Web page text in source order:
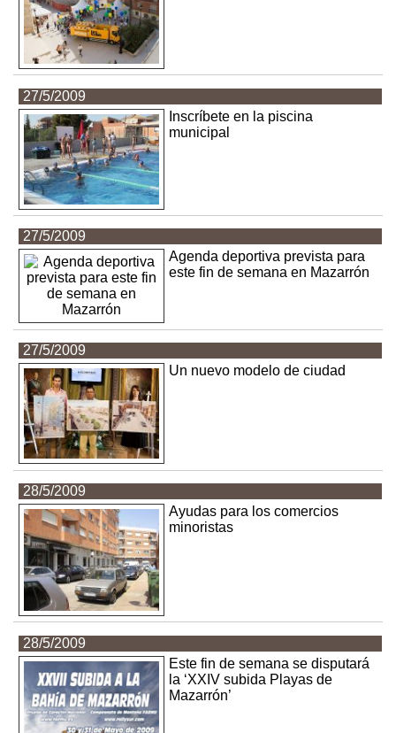
27/5/2009
Inscríbete en la piscina
municipal
27/5/2009
Agenda deportiva prevista para
este fin de semana en Mazarrón
27/5/2009
Un nuevo modelo de ciudad
28/5/2009
Ayudas para los comercios
minoristas
28/5/2009
Este fin de semana se disputará
la ‘XXIV subida Playas de
Mazarrón’